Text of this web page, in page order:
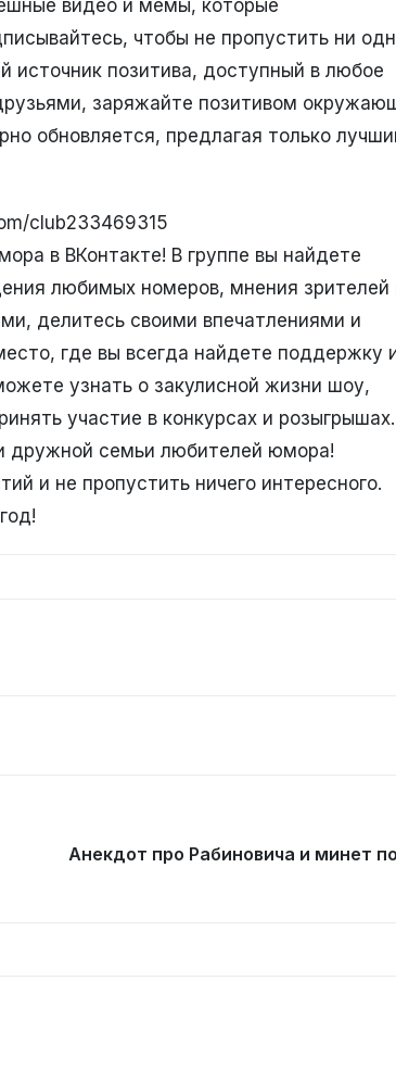
видео и мемы, которые
чтобы не пропустить ни
источник позитива, доступный в любое
заряжайте позитивом
обновляется, предлагая только
club233469315
в ВКонтакте! В группе вы найдете
любимых номеров, мнения зрителей
делитесь своими впечатлениями и
где вы всегда найдете поддержку
узнать о закулисной жизни шоу,
участие в конкурсах и
дружной семьи любителей юмора!
и не пропустить ничего интересного.
Анекдот про Рабиновича и минет